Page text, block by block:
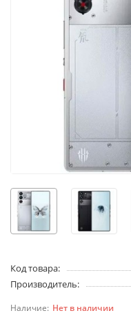
Код товара:
Производитель:
Нет в наличии